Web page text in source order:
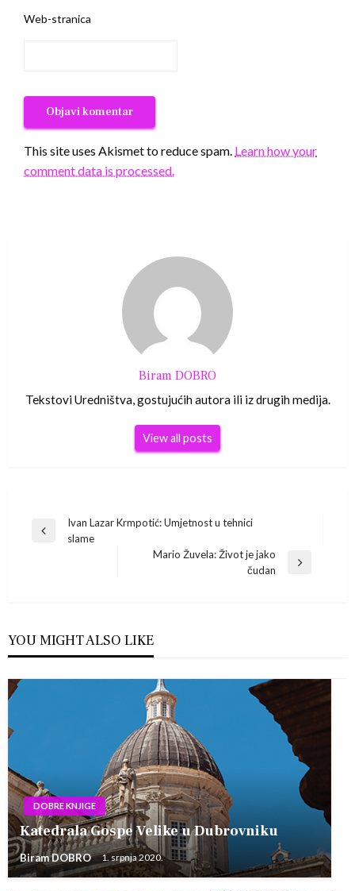
Web-stranica
This site uses Akismet to reduce spam. Learn how your
comment data is processed.
Biram DOBRO
Tekstovi Uredništva, gostujućih autora ili iz drugih medija.
View all posts
Navigacija
Previous
Ivan Lazar Krmpotić: Umjetnost u tehnici
slame
Mario Žuvela: Život je jako
čudan
YOU MIGHT ALSO LIKE
DOBRE KNJIGE
Katedrala Gospe Velike u Dubrovniku
Biram DOBRO 1. srpnja 2020.